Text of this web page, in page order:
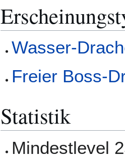
Wasser-
Freier Boss-
Statistik
Mindestlevel